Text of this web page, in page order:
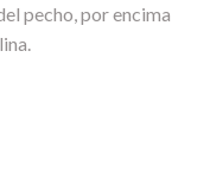
pecho, por encima